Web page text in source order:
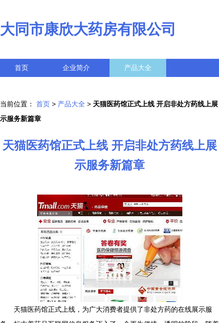
大同市康欣大药房有限公司
首页 企业简介 产品大全
当前位置： 首页 > 产品大全 > 天猫医药馆正式上线 开启非处方药线上展
示服务新篇章
天猫医药馆正式上线 开启非处方药线上展
示服务新篇章
天猫医药馆正式上线，为广大消费者提供了非处方药的在线展示服